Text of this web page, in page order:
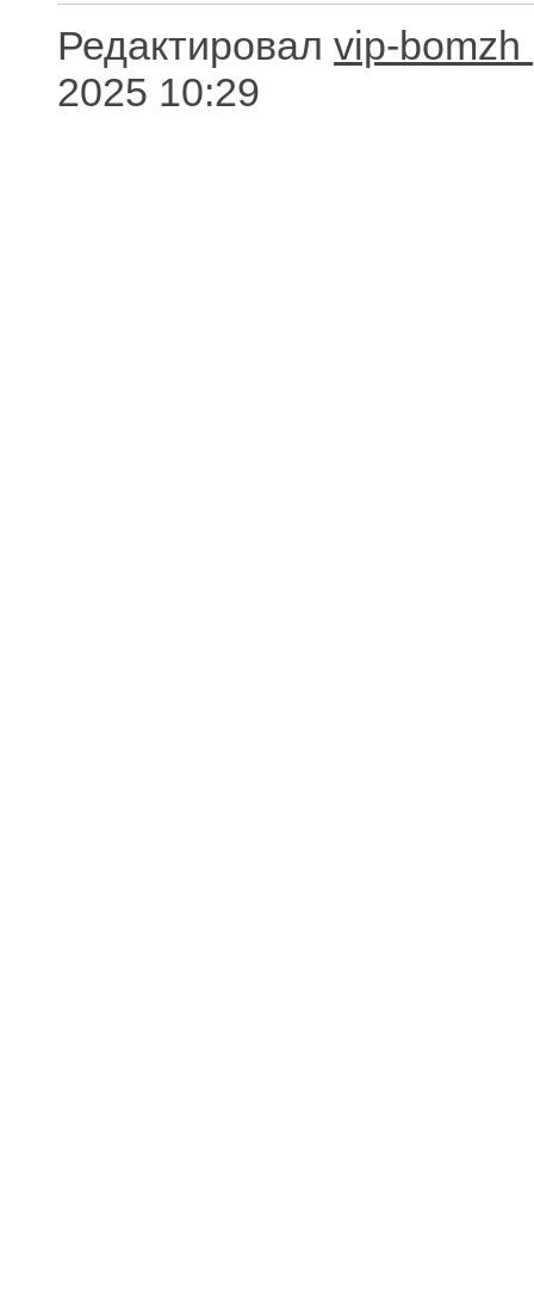
Редактировал vip-bomzh
2025 10:29